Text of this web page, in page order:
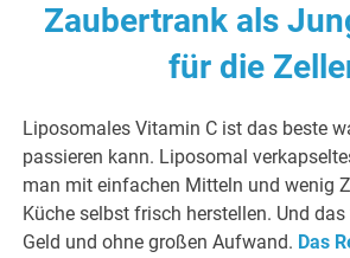
Zaubertrank als
für die
Liposomales Vitamin C ist das beste
passieren kann. Liposomal
man mit einfachen Mitteln und wenig
Küche selbst frisch herstellen. Und
Geld und ohne großen Aufwand. Das